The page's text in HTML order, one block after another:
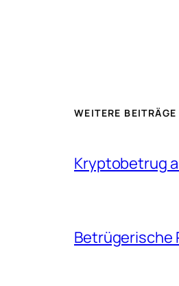
WEITERE BEITRÄGE
Kryptobetrug
Betrügerische